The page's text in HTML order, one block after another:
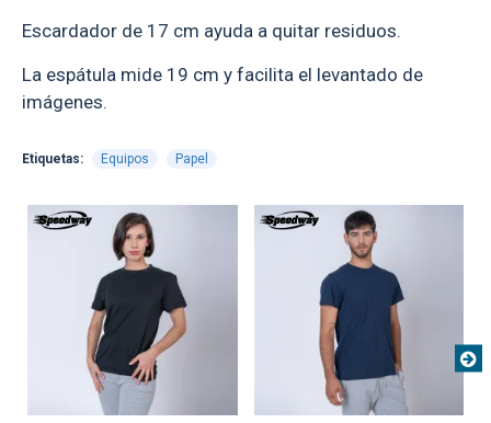
Escardador de 17 cm ayuda a quitar residuos.
La espátula mide 19 cm y facilita el levantado de
imágenes.
Etiquetas: Equipos Papel
TEXTTRANSPARENTE TEXTTRANSPARENTE